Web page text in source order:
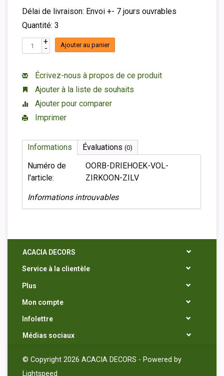
Délai de livraison: Envoi +- 7 jours ouvrables
Quantité: 3
+
- Ajouter au panier
Écrivez-nous à propos de ce produit
Ajouter à la liste de souhaits
Ajouter pour comparer
Imprimer
Informations Évaluations (0)
Numéro de
l'article:
OORB-DRIEHOEK-VOL-
ZIRKOON-ZILV
Informations introuvables
ACACIA DECORS
Service à la clientèle
Plus
Mon compte
Infolettre
Médias sociaux
© Copyright 2026 ACACIA DECORS - Powered by
Lightspeed